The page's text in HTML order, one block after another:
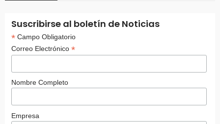
Suscribirse al boletín de Noticias
*Campo Obligatorio
Correo Electrónico *
Nombre Completo
Empresa